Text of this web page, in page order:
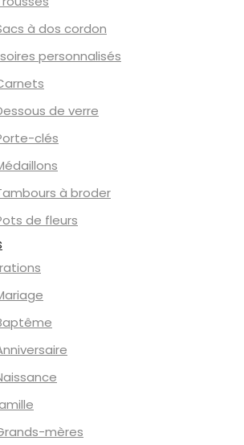
à dos cordon
personnalisés
de verre
clés
à broder
de fleurs
mères